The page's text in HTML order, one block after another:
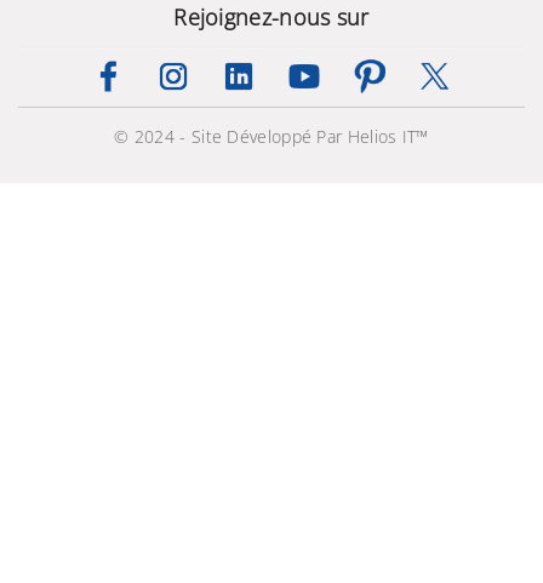
Écouteurs U Flex
Rejoignez-nous sur
© 2024 - Site Développé Par Helios IT™